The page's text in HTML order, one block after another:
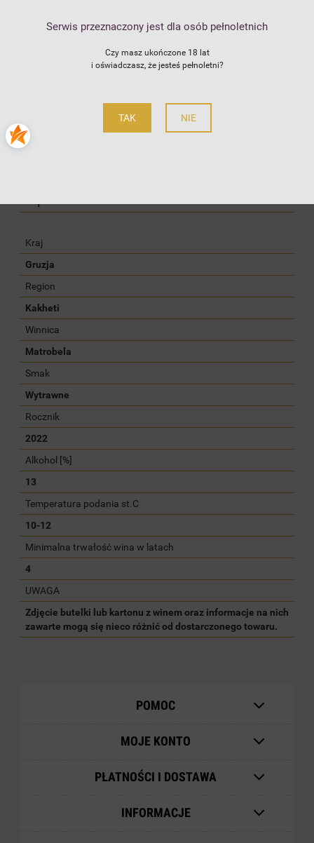
Serwis przeznaczony jest dla osób pełnoletnich
Czy masz ukończone 18 lat
i oświadczasz, że jesteś pełnoletni?
TAK NIE
Matrobela
zapytaj o produkt
Szczegóły
Kraj
Gruzja
Region
Kakheti
Winnica
Matrobela
Smak
Wytrawne
Rocznik
2022
Alkohol [%]
13
Temperatura podania st.C
10-12
Minimalna trwałość wina w latach
4
UWAGA
Zdjęcie butelki lub kartonu z winem oraz informacje na nich
zawarte mogą się nieco różnić od dostarczonego towaru.
POMOC
MOJE KONTO
PŁATNOŚCI I DOSTAWA
INFORMACJE